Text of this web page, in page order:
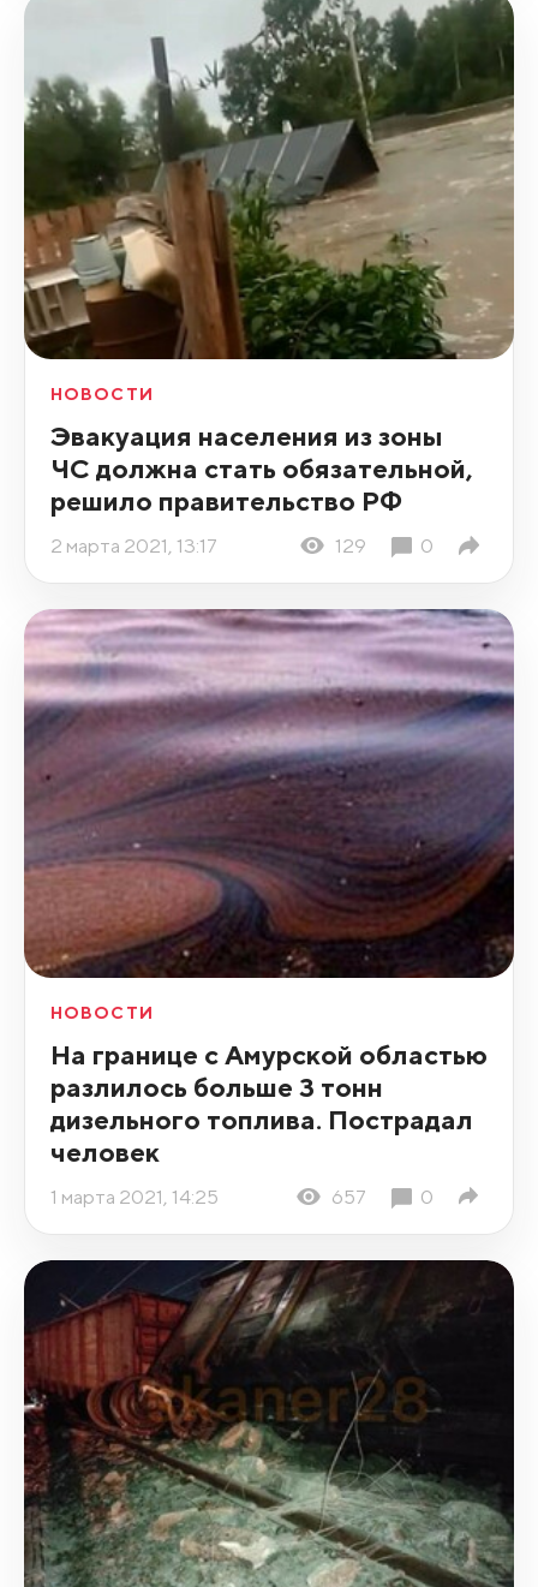
НОВОСТИ
Эвакуация населения из зоны
ЧС должна стать обязательной,
решило правительство РФ
2 марта 2021, 13:17 129 0
НОВОСТИ
На границе с Амурской областью
разлилось больше 3 тонн
дизельного топлива. Пострадал
человек
1 марта 2021, 14:25 657 0